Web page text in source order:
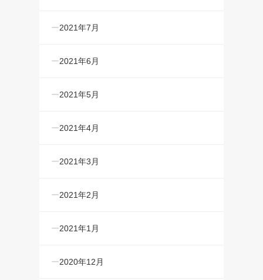
2021年7月
2021年6月
2021年5月
2021年4月
2021年3月
2021年2月
2021年1月
2020年12月